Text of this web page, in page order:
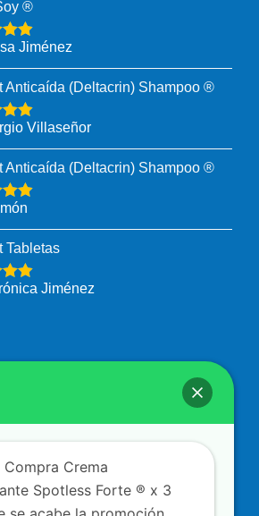
®
Jiménez
Anticaída (Deltacrin) Shampoo ®
Villaseñor
Anticaída (Deltacrin) Shampoo ®
Tabletas
Jiménez
Compra Crema
Spotless Forte ® x 3